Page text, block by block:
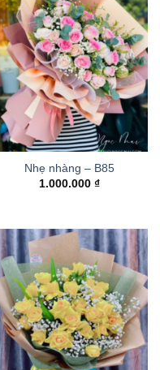
Nhẹ nhàng – B85
1.000.000 ₫